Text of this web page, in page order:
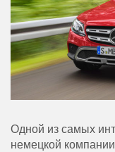
Одной из самых
немецкой компании